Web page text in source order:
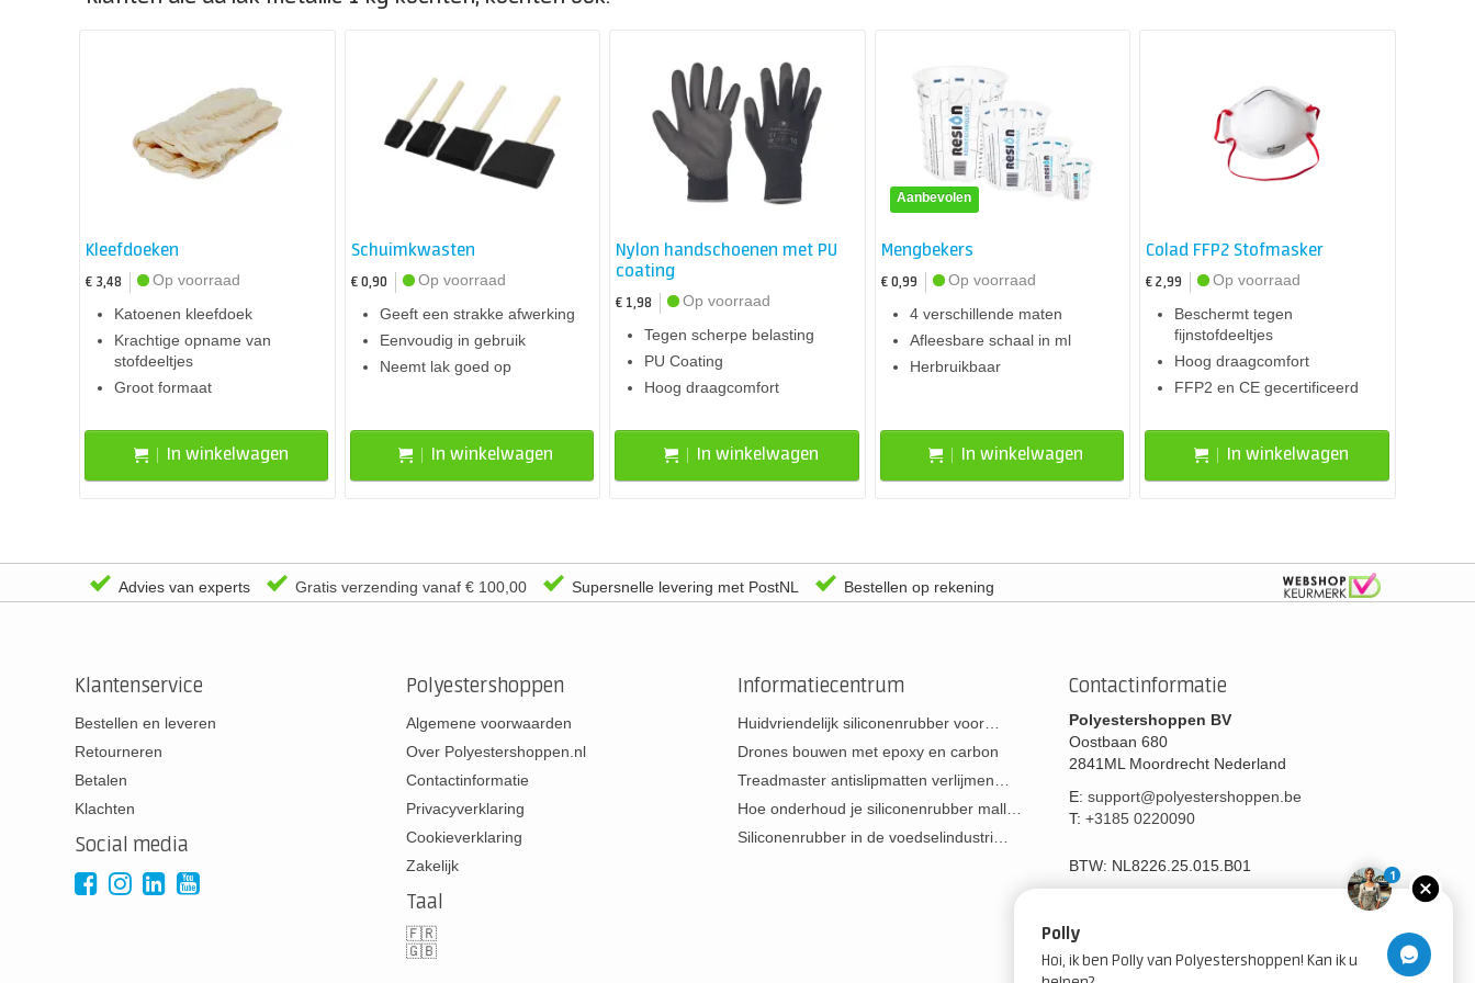
Kleefdoeken
€ 3,48
Op voorraad
Katoenen kleefdoek
Krachtige opname van
stofdeeltjes
Groot formaat
In winkelwagen
Schuimkwasten
€ 0,90
Op voorraad
Geeft een strakke afwerking
Eenvoudig in gebruik
Neemt lak goed op
In winkelwagen
Nylon handschoenen met PU
coating
€ 1,98
Op voorraad
Tegen scherpe belasting
PU Coating
Hoog draagcomfort
In winkelwagen
Aanbevolen
Mengbekers
€ 0,99
Op voorraad
4 verschillende maten
Afleesbare schaal in ml
Herbruikbaar
In winkelwagen
Colad FFP2 Stofmasker
€ 2,99
Op voorraad
Beschermt tegen
fijnstofdeeltjes
Hoog draagcomfort
FFP2 en CE gecertificeerd
In winkelwagen
Advies van experts Gratis verzending vanaf € 100,00 Supersnelle levering met PostNL Bestellen op rekening
Klantenservice
Bestellen en leveren
Retourneren
Betalen
Klachten
Social media
Polyestershoppen
Algemene voorwaarden
Over Polyestershoppen.nl
Contactinformatie
Privacyverklaring
Cookieverklaring
Zakelijk
Taal
🇫🇷
🇬🇧
Informatiecentrum
Huidvriendelijk siliconenrubber voor…
Drones bouwen met epoxy en carbon
Treadmaster antislipmatten verlijmen…
Hoe onderhoud je siliconenrubber mall…
Siliconenrubber in de voedselindustri…
Contactinformatie
Polyestershoppen BV
Oostbaan 680
2841ML Moordrecht Nederland
E: support@polyestershoppen.be
T: +3185 0220090
BTW: NL8226.25.015.B01
1
Polly
Hoi, ik ben Polly van Polyestershoppen! Kan ik u